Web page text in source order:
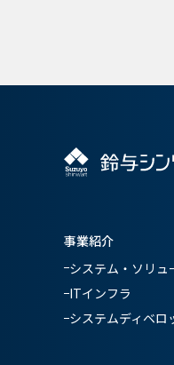
事業紹介
システム・ソリュ
ITインフラ
システムディベロ